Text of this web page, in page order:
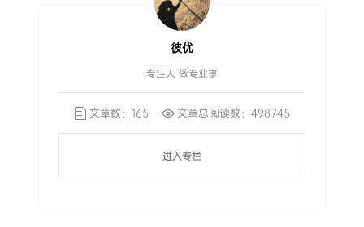
彼优
专注人 做专业事
文章数：165 文章总阅读数：498745
进入专栏